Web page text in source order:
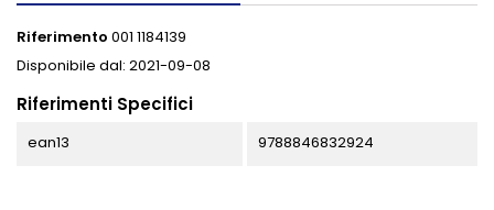
Riferimento 001 1184139
Disponibile dal: 2021-09-08
Riferimenti Specifici
ean13 9788846832924